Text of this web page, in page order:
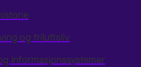
og friluftsliv
informasjonssystemer